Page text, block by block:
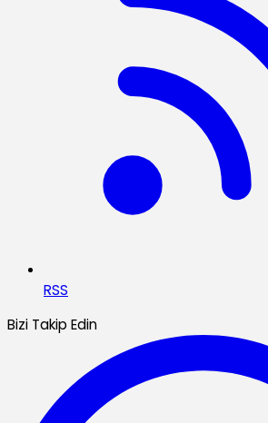
RSS
Bizi Takip Edin